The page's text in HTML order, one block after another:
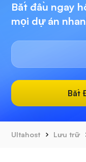
Bắt đầu ngay
mọi dự án
Bắt
Ultahost Lưu trữ